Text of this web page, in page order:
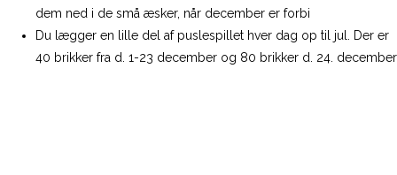
dem ned i de små æsker, når december er forbi
Du lægger en lille del af puslespillet hver dag op til jul. Der er
40 brikker fra d. 1-23 december og 80 brikker d. 24. december